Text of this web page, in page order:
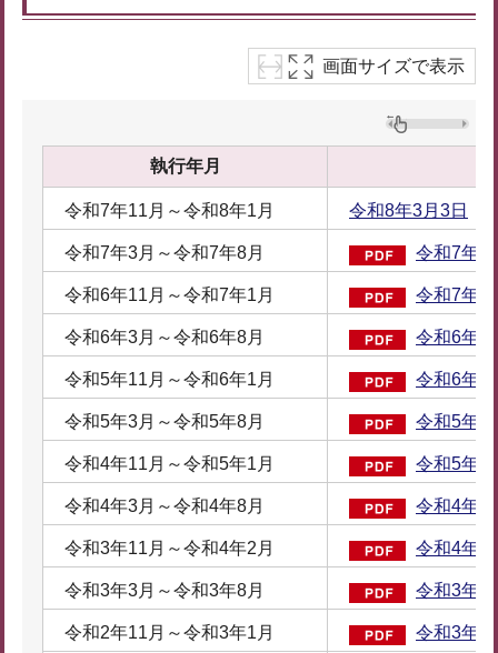
画面サイズで表示
執行年月
令和7年11月～令和8年1月 令和8年3月3日
令和7年3月～令和7年8月 令和7年9
令和6年11月～令和7年1月 令和7年2
令和6年3月～令和6年8月 令和6年
令和5年11月～令和6年1月 令和6年3
令和5年3月～令和5年8月 令和5年
令和4年11月～令和5年1月 令和5年3
令和4年3月～令和4年8月 令和4年
令和3年11月～令和4年2月 令和4年3
令和3年3月～令和3年8月 令和3年
令和2年11月～令和3年1月 令和3年3